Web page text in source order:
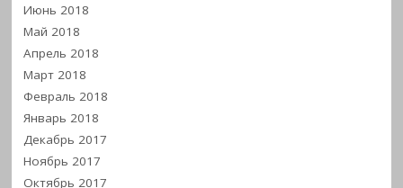
Июнь 2018
Май 2018
Апрель 2018
Март 2018
Февраль 2018
Январь 2018
Декабрь 2017
Ноябрь 2017
Октябрь 2017